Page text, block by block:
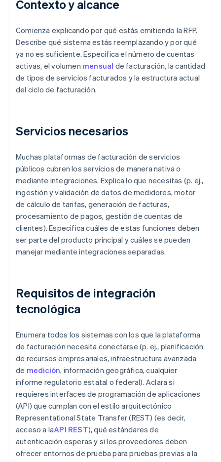
Contexto y alcance
Comienza explicando por qué estás emitiendo la RFP.
Describe qué sistema estás reemplazando y por qué
ya no es suficiente. Especifica el número de cuentas
activas, el volumen mensual de facturación, la cantidad
de tipos de servicios facturados y la estructura actual
del ciclo de facturación.
Servicios necesarios
Muchas plataformas de facturación de servicios
públicos cubren los servicios de manera nativa o
mediante integraciones. Explica lo que necesitas (p. ej.,
ingestión y validación de datos de medidores, motor
de cálculo de tarifas, generación de facturas,
procesamiento de pagos, gestión de cuentas de
clientes). Especifica cuáles de estas funciones deben
ser parte del producto principal y cuáles se pueden
manejar mediante integraciones separadas.
Requisitos de integración
tecnológica
Enumera todos los sistemas con los que la plataforma
de facturación necesita conectarse (p. ej., planificación
de recursos empresariales, infraestructura avanzada
de medición, información geográfica, cualquier
informe regulatorio estatal o federal). Aclara si
requieres interfaces de programación de aplicaciones
(API) que cumplan con el estilo arquitectónico
Representational State Transfer (REST) (es decir,
acceso a laAPI REST), qué estándares de
autenticación esperas y si los proveedores deben
ofrecer entornos de prueba para pruebas previas a la